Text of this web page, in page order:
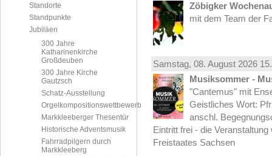
Standorte
Standpunkte
Jubiläen
300 Jahre
Katharinenkirche
Großdeuben
300 Jahre Kirche
Gautzsch
Schatz-Ausstellung
Orgelkompositionswettbewerb
Markkleeberger Thesentür
Historische Adventsmusik
Fahrradpilgern durch
Markkleeberg
Zöbigker
mit dem Team der
Samstag, 08. August 2026
Musiksommer -
"Cantemus" mit
Geistliches Wort:
anschl.
Eintritt frei - die
Freistaates Sachsen